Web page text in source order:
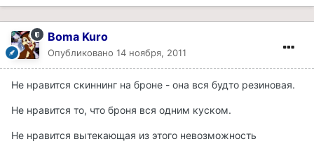
Boma Kuro
Опубликовано 14 ноября, 2011
Не нравится скиннинг на броне - она вся будто резиновая.
Не нравится то, что броня вся одним куском.
Не нравится вытекающая из этого невозможность